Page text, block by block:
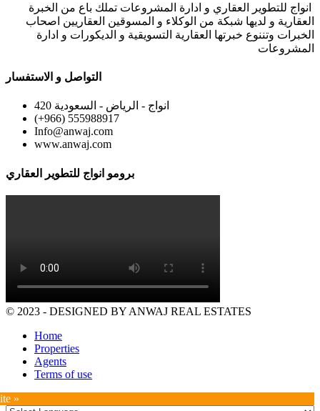
انواج للتطوير العقاري و ادارة المشروعات تملك باع من الخبرة
العقارية و لديها شبكة من الوكلاء و المسوقين العقاريين اصحاب
الخبرات وتننوع خبرتها العقارية التسويقية و الديكورات و ادارة
المشروعات
التواصل و الاستفسار
420 انواج - الرياض - السعودية
(+966) 555988917
Info@anwaj.com
www.anwaj.com
برومو انواج للتطوير العقاري
© 2023 - DESIGNED BY ANWAJ REAL ESTATES
Home
Properties
Agents
Terms of use
»